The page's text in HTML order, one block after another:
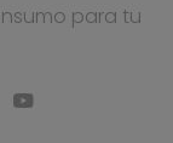
para tu